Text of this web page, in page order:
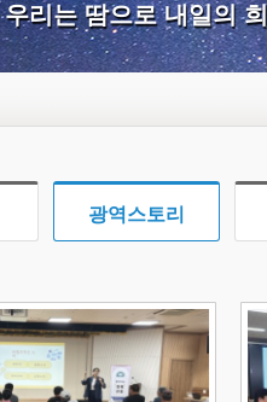
우리는 땀으로 내일의
광역스토리